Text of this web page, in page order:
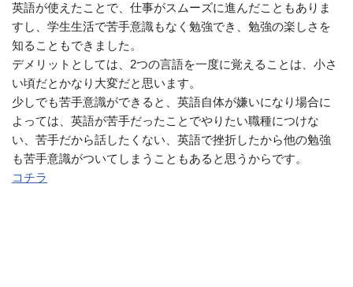
英語が使えたことで、仕事がスムーズに進んだこともありま
すし、学生生活で苦手意識もなく勉強でき、勉強の楽しさを
知ることもできました。
デメリットとしては、2つの言語を一度に覚えることは、小さ
い頃だとかなり大変だと思います。
少しでも苦手意識ができると、英語自体が嫌いになり場合に
よっては、英語が苦手だったことでやりたい職種につけな
い、苦手だから話したくない、英語で挫折したから他の勉強
も苦手意識がついてしまうこともあると思うからです。
コチラ